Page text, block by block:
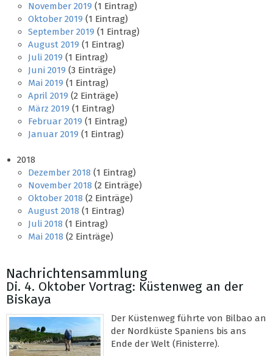
November 2019 (1 Eintrag)
Oktober 2019 (1 Eintrag)
September 2019 (1 Eintrag)
August 2019 (1 Eintrag)
Juli 2019 (1 Eintrag)
Juni 2019 (3 Einträge)
Mai 2019 (1 Eintrag)
April 2019 (2 Einträge)
März 2019 (1 Eintrag)
Februar 2019 (1 Eintrag)
Januar 2019 (1 Eintrag)
2018
Dezember 2018 (1 Eintrag)
November 2018 (2 Einträge)
Oktober 2018 (2 Einträge)
August 2018 (1 Eintrag)
Juli 2018 (1 Eintrag)
Mai 2018 (2 Einträge)
Nachrichtensammlung
Di. 4. Oktober Vortrag: Küstenweg an der
Biskaya
Der Küstenweg führte von Bilbao an
der Nordküste Spaniens bis ans
Ende der Welt (Finisterre).